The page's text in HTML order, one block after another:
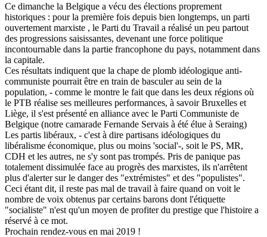
Ce dimanche la Belgique a vécu des élections proprement
historiques : pour la première fois depuis bien longtemps, un parti
ouvertement marxiste , le Parti du Travail a réalisé un peu partout
des progressions saisissantes, devenant une force politique
incontournable dans la partie francophone du pays, notamment dans
la capitale.
Ces résultats indiquent que la chape de plomb idéologique anti-
communiste pourrait être en train de basculer au sein de la
population, - comme le montre le fait que dans les deux régions où
le PTB réalise ses meilleures performances, à savoir Bruxelles et
Liège, il s'est présenté en alliance avec le Parti Communiste de
Belgique (notre camarade Fernande Servais à été élue à Seraing)
Les partis libéraux, - c'est à dire partisans idéologiques du
libéralisme économique, plus ou moins 'social'-, soit le PS, MR,
CDH et les autres, ne s'y sont pas trompés. Pris de panique pas
totalement dissimulée face au progrès des marxistes, ils n'arrêtent
plus d'alerter sur le danger des "extrémistes" et des "populistes".
Ceci étant dit, il reste pas mal de travail à faire quand on voit le
nombre de voix obtenus par certains barons dont l'étiquette
"socialiste" n'est qu'un moyen de profiter du prestige que l'histoire a
réservé à ce mot.
Prochain rendez-vous en mai 2019 !